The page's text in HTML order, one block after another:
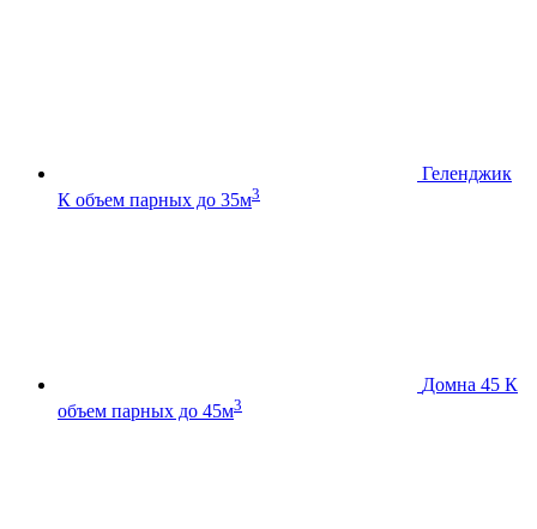
Геленджик
К объем парных до 35м3
Домна 45 К
объем парных до 45м3